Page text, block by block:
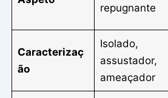
repugnante
Caracterizaç
ão
Isolado,
assustador,
ameaçador